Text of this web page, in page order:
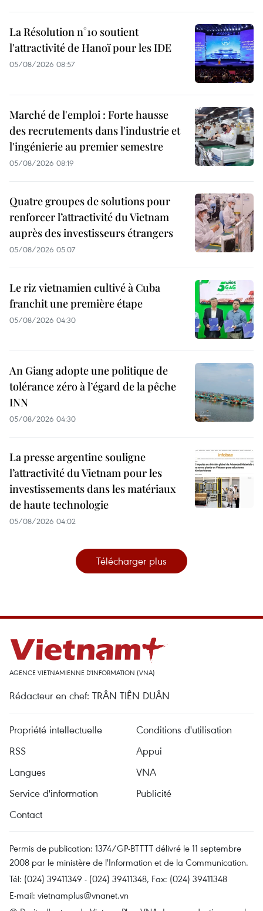
La Résolution n°10 soutient
l'attractivité de Hanoï pour les IDE
05/08/2026 08:57
Marché de l'emploi : Forte hausse
des recrutements dans l'industrie et
l'ingénierie au premier semestre
05/08/2026 08:19
Quatre groupes de solutions pour
renforcer l’attractivité du Vietnam
auprès des investisseurs étrangers
05/08/2026 05:07
Le riz vietnamien cultivé à Cuba
franchit une première étape
05/08/2026 04:30
An Giang adopte une politique de
tolérance zéro à l’égard de la pêche
INN
05/08/2026 04:30
La presse argentine souligne
l’attractivité du Vietnam pour les
investissements dans les matériaux
de haute technologie
05/08/2026 04:02
Télécharger plus
AGENCE VIETNAMIENNE D'INFORMATION (VNA)
Rédacteur en chef: TRÂN TIÊN DUÂN
Propriété intellectuelle
Conditions d'utilisation
RSS
Appui
Langues
VNA
Service d'information
Publicité
Contact
Permis de publication: 1374/GP-BTTTT délivré le 11 septembre
2008 par le ministère de l'Information et de la Communication.
Tél: (024) 39411349 - (024) 39411348, Fax: (024) 39411348
E-mail: vietnamplus@vnanet.vn